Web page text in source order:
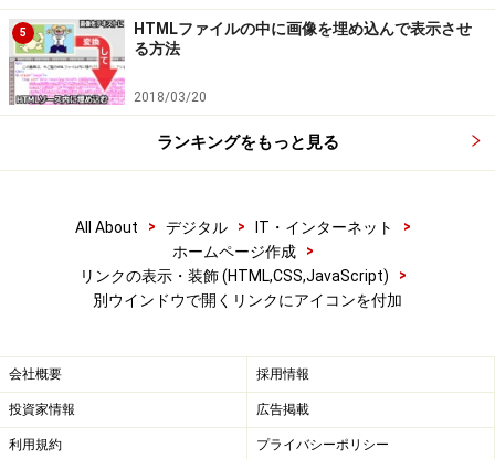
5
HTMLファイルの中に画像を埋め込んで表示させ
る方法
2018/03/20
ランキングをもっと見る
All About > デジタル > IT・インターネット
>
ホームページ作成
>
リンクの表示・装飾 (HTML,CSS,JavaScript)
>
別ウインドウで開くリンクにアイコンを付加
会社概要 採用情報
投資家情報 広告掲載
利用規約 プライバシーポリシー